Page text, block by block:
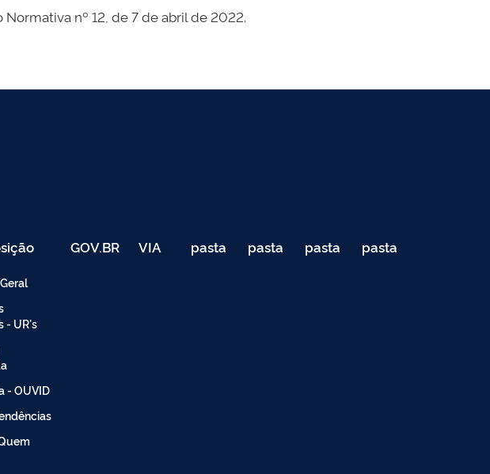
nº 12, de 7 de abril de 2022.
- UR's
- OUVID
GOV.BR VIA pasta
de
pasta
de
pasta
de
pasta
de